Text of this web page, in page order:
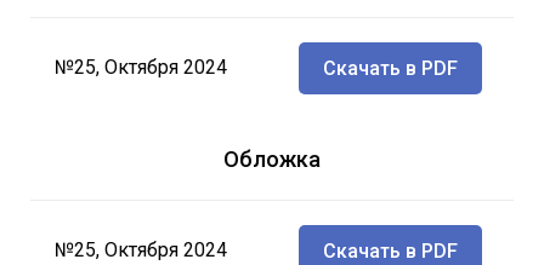
№25, Октября 2024 Скачать в PDF
Обложка
№25, Октября 2024 Скачать в PDF